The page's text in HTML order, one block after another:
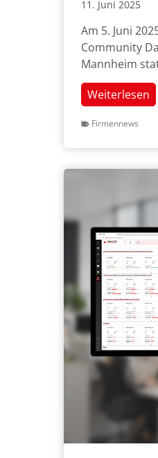
11. Juni 2025
Am 5. Juni
Community
Mannheim
Weiterlesen
Firmennews